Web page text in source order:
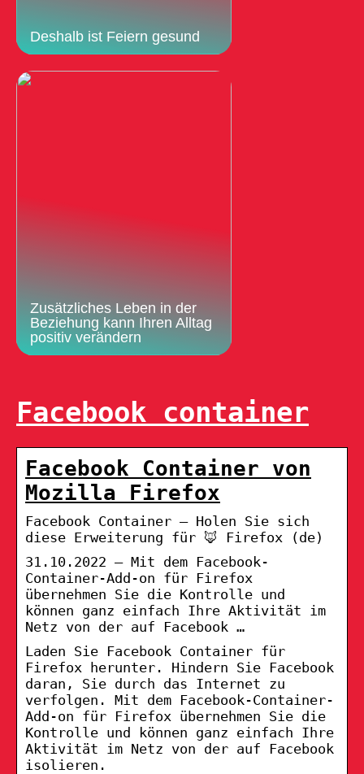
Deshalb ist Feiern gesund
Zusätzliches Leben in der
Beziehung kann Ihren Alltag
positiv verändern
Facebook container
Facebook Container von
Mozilla Firefox
Facebook Container – Holen Sie sich
diese Erweiterung für 🦊 Firefox (de)
31.10.2022 — Mit dem Facebook-
Container-Add-on für Firefox
übernehmen Sie die Kontrolle und
können ganz einfach Ihre Aktivität im
Netz von der auf Facebook …
Laden Sie Facebook Container für
Firefox herunter. Hindern Sie Facebook
daran, Sie durch das Internet zu
verfolgen. Mit dem Facebook-Container-
Add-on für Firefox übernehmen Sie die
Kontrolle und können ganz einfach Ihre
Aktivität im Netz von der auf Facebook
isolieren.